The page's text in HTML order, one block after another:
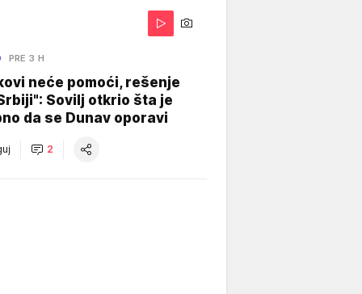
PRE 3 H
neće pomoći, rešenje
Sovilj otkrio šta je
da se Dunav oporavi
2